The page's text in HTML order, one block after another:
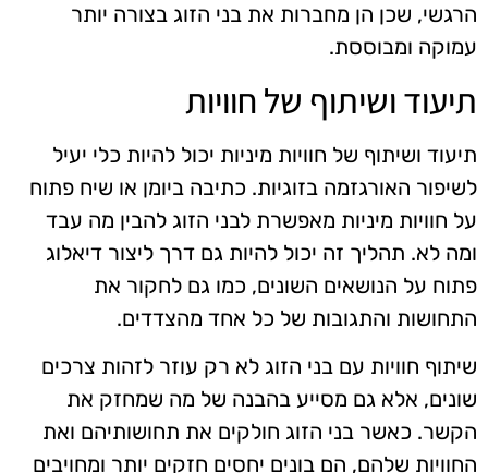
הרגשי, שכן הן מחברות את בני הזוג בצורה יותר
עמוקה ומבוססת.
תיעוד ושיתוף של חוויות
תיעוד ושיתוף של חוויות מיניות יכול להיות כלי יעיל
לשיפור האורגזמה בזוגיות. כתיבה ביומן או שיח פתוח
על חוויות מיניות מאפשרת לבני הזוג להבין מה עבד
ומה לא. תהליך זה יכול להיות גם דרך ליצור דיאלוג
פתוח על הנושאים השונים, כמו גם לחקור את
התחושות והתגובות של כל אחד מהצדדים.
שיתוף חוויות עם בני הזוג לא רק עוזר לזהות צרכים
שונים, אלא גם מסייע בהבנה של מה שמחזק את
הקשר. כאשר בני הזוג חולקים את תחושותיהם ואת
החוויות שלהם, הם בונים יחסים חזקים יותר ומחויבים